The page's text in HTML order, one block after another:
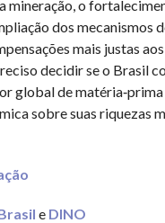
mineração, o
dos mecanismos
mais justas
decidir se o Brasil
global de
sobre suas riquezas
e DINO